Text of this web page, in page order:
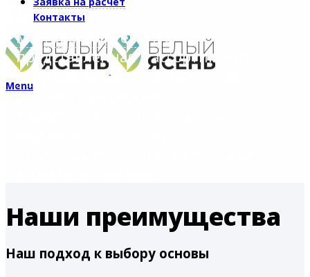
Контакты
Menu
Мы гарантируем
, что
представленная в ассортименте
облицовочная продукция будет
долгие годы радовать
Наши преимущества
Наш подход к выбору основы